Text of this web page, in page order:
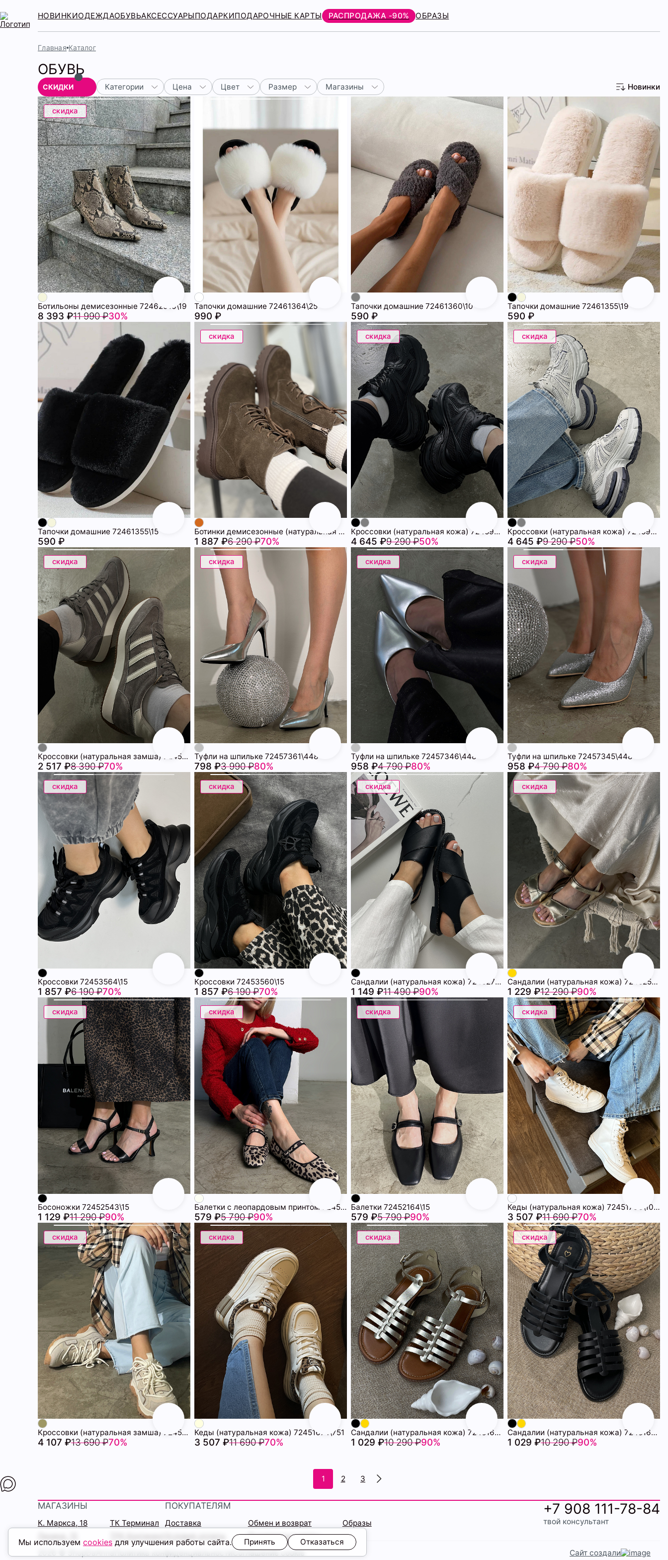
НОВИНКИОДЕЖДАОБУВЬАКСЕССУАРЫПОДАРКИПОДАРОЧНЫЕ КАРТЫ РАСПРОДАЖА -90% ОБРАЗЫ
Главная Каталог
ОБУВЬ
СКИДКИ Категории Цена Цвет Размер Магазины Новинки
скидка
Ботильоны демисезонные 72462016\19
8 393 ₽11 990 ₽30%
Тапочки домашние 72461364\25
990 ₽
Тапочки домашние 72461360\10
590 ₽
Тапочки домашние 72461355\19
590 ₽
Тапочки домашние 72461355\15
590 ₽
скидка
Ботинки демисезонные (натуральная замша) 72460554\1013
1 887 ₽6 290 ₽70%
скидка
Кроссовки (натуральная кожа) 72459943\15
4 645 ₽9 290 ₽50%
скидка
Кроссовки (натуральная кожа) 72459943\10
4 645 ₽9 290 ₽50%
скидка
Кроссовки (натуральная замша) 72459942\10
2 517 ₽8 390 ₽70%
скидка
Туфли на шпильке 72457361\448
798 ₽3 990 ₽80%
скидка
Туфли на шпильке 72457346\448
958 ₽4 790 ₽80%
скидка
Туфли на шпильке 72457345\448
958 ₽4 790 ₽80%
скидка
Кроссовки 72453564\15
1 857 ₽6 190 ₽70%
скидка
Кроссовки 72453560\15
1 857 ₽6 190 ₽70%
скидка
Сандалии (натуральная кожа) 72452704\15
1 149 ₽11 490 ₽90%
скидка
Сандалии (натуральная кожа) 72452547\718
1 229 ₽12 290 ₽90%
скидка
Босоножки 72452543\15
1 129 ₽11 290 ₽90%
скидка
Балетки с леопардовым принтом 72452169\339
579 ₽5 790 ₽90%
скидка
Балетки 72452164\15
579 ₽5 790 ₽90%
скидка
Кеды (натуральная кожа) 72451706\1015
3 507 ₽11 690 ₽70%
скидка
Кроссовки (натуральная замша) 72451703\1028
4 107 ₽13 690 ₽70%
скидка
Кеды (натуральная кожа) 72451674\751
3 507 ₽11 690 ₽70%
скидка
Сандалии (натуральная кожа) 72451669\718
1 029 ₽10 290 ₽90%
скидка
Сандалии (натуральная кожа) 72451669\15
1 029 ₽10 290 ₽90%
1 2 3
МАГАЗИНЫ
К. Маркса, 18
ТК Терминал
ПОКУПАТЕЛЯМ
Доставка
Обмен и возврат
Подарочные карты
Образы
+7 908 111-78-84
твой консультант
Политика конфиденциальности Соглашение cookie Сайт создали
Мы используем cookies для улучшения работы сайта. Принять Отказаться